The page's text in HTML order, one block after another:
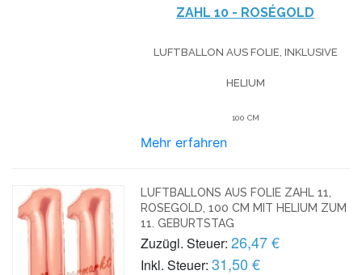
ZAHL 10 - ROSÉGOLD
LUFTBALLON AUS FOLIE, INKLUSIVE
HELIUM
100 CM
Mehr erfahren
LUFTBALLONS AUS FOLIE ZAHL 11,
ROSEGOLD, 100 CM MIT HELIUM ZUM
11. GEBURTSTAG
Zuzügl. Steuer: 26,47 €
Inkl. Steuer: 31,50 €